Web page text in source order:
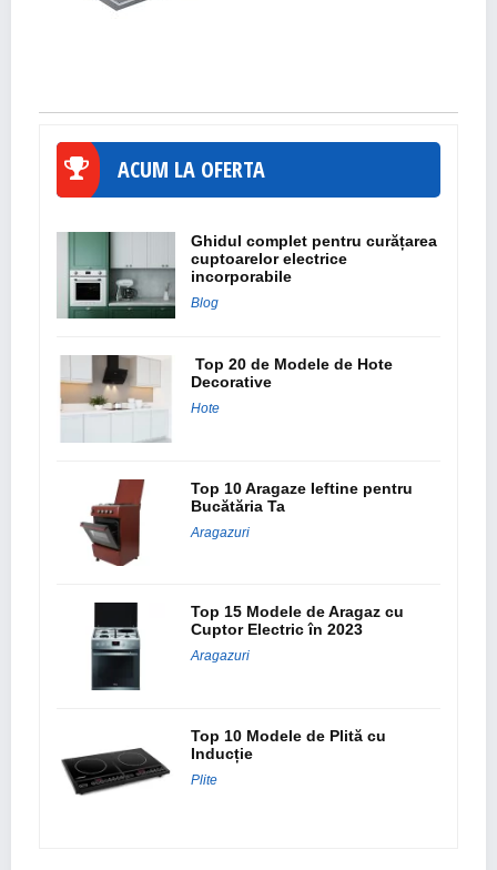
ACUM LA OFERTA
Ghidul complet pentru curățarea
cuptoarelor electrice
incorporabile
Blog
Top 20 de Modele de Hote
Decorative
Hote
Top 10 Aragaze Ieftine pentru
Bucătăria Ta
Aragazuri
Top 15 Modele de Aragaz cu
Cuptor Electric în 2023
Aragazuri
Top 10 Modele de Plită cu
Inducție
Plite